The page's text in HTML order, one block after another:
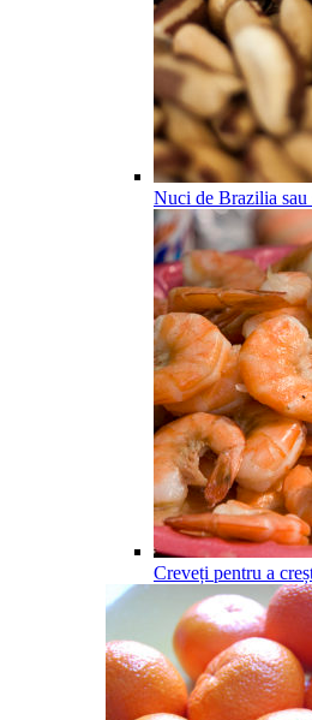
Nuci de Brazilia sau
Creveți pentru a